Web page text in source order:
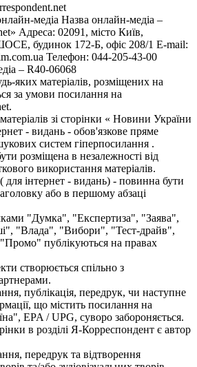
медіа Назва онлайн-медіа –
Адреса: 02091, місто Київ,
будинок 172-Б, офіс 208/1 E-mail:
Телефон: 044-205-43-00
– R40-06068
яких матеріалів, розміщених на
за умови посилання на
зі сторінки « Новини України
- видань - обов'язкове пряме
систем гіперпосилання .
розміщена в незалежності від
використання матеріалів.
для інтернет - видань) - повинна бути
або в першому абзаці
"Думка", "Експертиза", "Заява",
"Влада", "Вибори", "Тест-драйв",
публікуються на правах
створюється спільно з
публікація, передрук, чи наступне
що містить посилання на
EPA / UPG, суворо забороняється.
в розділі Я-Корреспондент є автор
передрук та відтворення